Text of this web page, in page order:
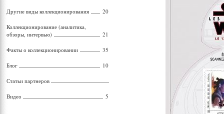
Другие виды коллекционирования 20
Коллекционирование (аналитика,
обзоры, интервью)
21
Факты о коллекционировании 35
Блог 10
Статьи партнеров
Видео 5